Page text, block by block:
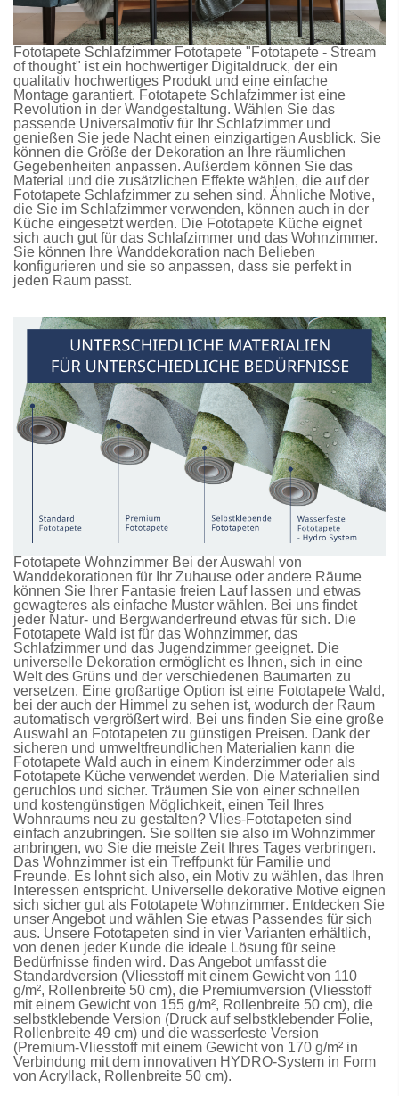
Fototapete Schlafzimmer Fototapete "Fototapete - Stream
of thought" ist ein hochwertiger Digitaldruck, der ein
qualitativ hochwertiges Produkt und eine einfache
Montage garantiert. Fototapete Schlafzimmer ist eine
Revolution in der Wandgestaltung. Wählen Sie das
passende Universalmotiv für Ihr Schlafzimmer und
genießen Sie jede Nacht einen einzigartigen Ausblick. Sie
können die Größe der Dekoration an Ihre räumlichen
Gegebenheiten anpassen. Außerdem können Sie das
Material und die zusätzlichen Effekte wählen, die auf der
Fototapete Schlafzimmer zu sehen sind. Ähnliche Motive,
die Sie im Schlafzimmer verwenden, können auch in der
Küche eingesetzt werden. Die Fototapete Küche eignet
sich auch gut für das Schlafzimmer und das Wohnzimmer.
Sie können Ihre Wanddekoration nach Belieben
konfigurieren und sie so anpassen, dass sie perfekt in
jeden Raum passt.
Fototapete Wohnzimmer Bei der Auswahl von
Wanddekorationen für Ihr Zuhause oder andere Räume
können Sie Ihrer Fantasie freien Lauf lassen und etwas
gewagteres als einfache Muster wählen. Bei uns findet
jeder Natur- und Bergwanderfreund etwas für sich. Die
Fototapete Wald ist für das Wohnzimmer, das
Schlafzimmer und das Jugendzimmer geeignet. Die
universelle Dekoration ermöglicht es Ihnen, sich in eine
Welt des Grüns und der verschiedenen Baumarten zu
versetzen. Eine großartige Option ist eine Fototapete Wald,
bei der auch der Himmel zu sehen ist, wodurch der Raum
automatisch vergrößert wird. Bei uns finden Sie eine große
Auswahl an Fototapeten zu günstigen Preisen. Dank der
sicheren und umweltfreundlichen Materialien kann die
Fototapete Wald auch in einem Kinderzimmer oder als
Fototapete Küche verwendet werden. Die Materialien sind
geruchlos und sicher. Träumen Sie von einer schnellen
und kostengünstigen Möglichkeit, einen Teil Ihres
Wohnraums neu zu gestalten? Vlies-Fototapeten sind
einfach anzubringen. Sie sollten sie also im Wohnzimmer
anbringen, wo Sie die meiste Zeit Ihres Tages verbringen.
Das Wohnzimmer ist ein Treffpunkt für Familie und
Freunde. Es lohnt sich also, ein Motiv zu wählen, das Ihren
Interessen entspricht. Universelle dekorative Motive eignen
sich sicher gut als Fototapete Wohnzimmer. Entdecken Sie
unser Angebot und wählen Sie etwas Passendes für sich
aus. Unsere Fototapeten sind in vier Varianten erhältlich,
von denen jeder Kunde die ideale Lösung für seine
Bedürfnisse finden wird. Das Angebot umfasst die
Standardversion (Vliesstoff mit einem Gewicht von 110
g/m², Rollenbreite 50 cm), die Premiumversion (Vliesstoff
mit einem Gewicht von 155 g/m², Rollenbreite 50 cm), die
selbstklebende Version (Druck auf selbstklebender Folie,
Rollenbreite 49 cm) und die wasserfeste Version
(Premium-Vliesstoff mit einem Gewicht von 170 g/m² in
Verbindung mit dem innovativen HYDRO-System in Form
von Acryllack, Rollenbreite 50 cm).